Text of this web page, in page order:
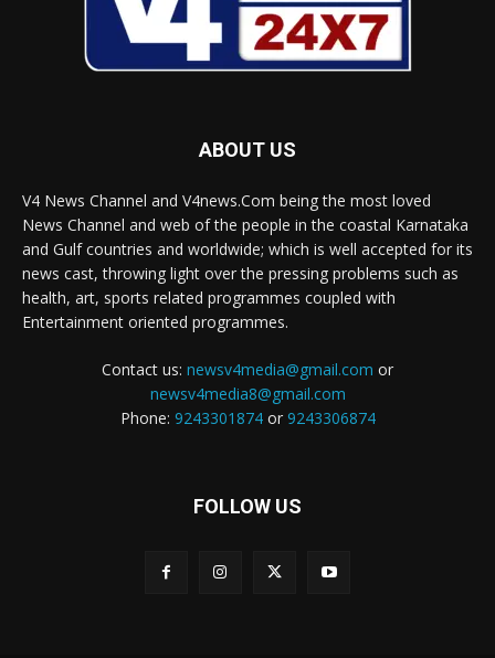
ABOUT US
V4 News Channel and V4news.Com being the most loved
News Channel and web of the people in the coastal Karnataka
and Gulf countries and worldwide; which is well accepted for its
news cast, throwing light over the pressing problems such as
health, art, sports related programmes coupled with
Entertainment oriented programmes.
Contact us: newsv4media@gmail.com or
newsv4media8@gmail.com
Phone: 9243301874or 9243306874
FOLLOW US